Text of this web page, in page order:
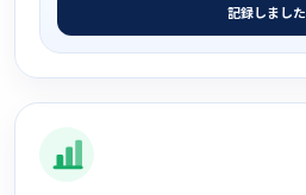
記録しました